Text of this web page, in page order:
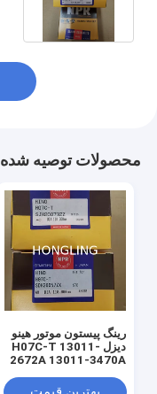
محصولات توصیه شده
رینگ پیستون موتور هینو
دیزل H07C-T 13011-
2672A 13011-3470A